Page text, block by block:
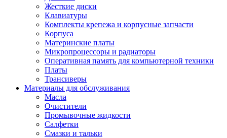
Жесткие диски
Клавиатуры
Комплекты крепежа и корпусные запчасти
Корпуса
Материнские платы
Микропроцессоры и радиаторы
Оперативная память для компьютерной техники
Платы
Трансиверы
Материалы для обслуживания
Масла
Очистители
Промывочные жидкости
Салфетки
Смазки и тальки